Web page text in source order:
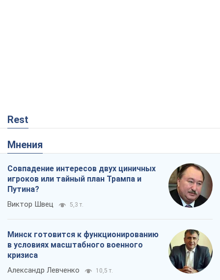
Rest
Мнения
Совпадение интересов двух циничных
игроков или тайный план Трампа и
Путина?
Виктор Швец 5,3 т.
Минск готовится к функционированию
в условиях масштабного военного
кризиса
Александр Левченко 10,5 т.